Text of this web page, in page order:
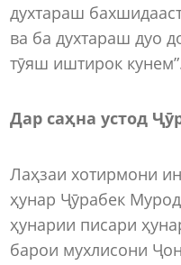
духтараш
ва ба духтараш дуо
тӯяш иштирок
Дар саҳна устод
Лаҳзаи хотирмони
ҳунар Ҷӯрабек
ҳунарии писари
барои мухлисони